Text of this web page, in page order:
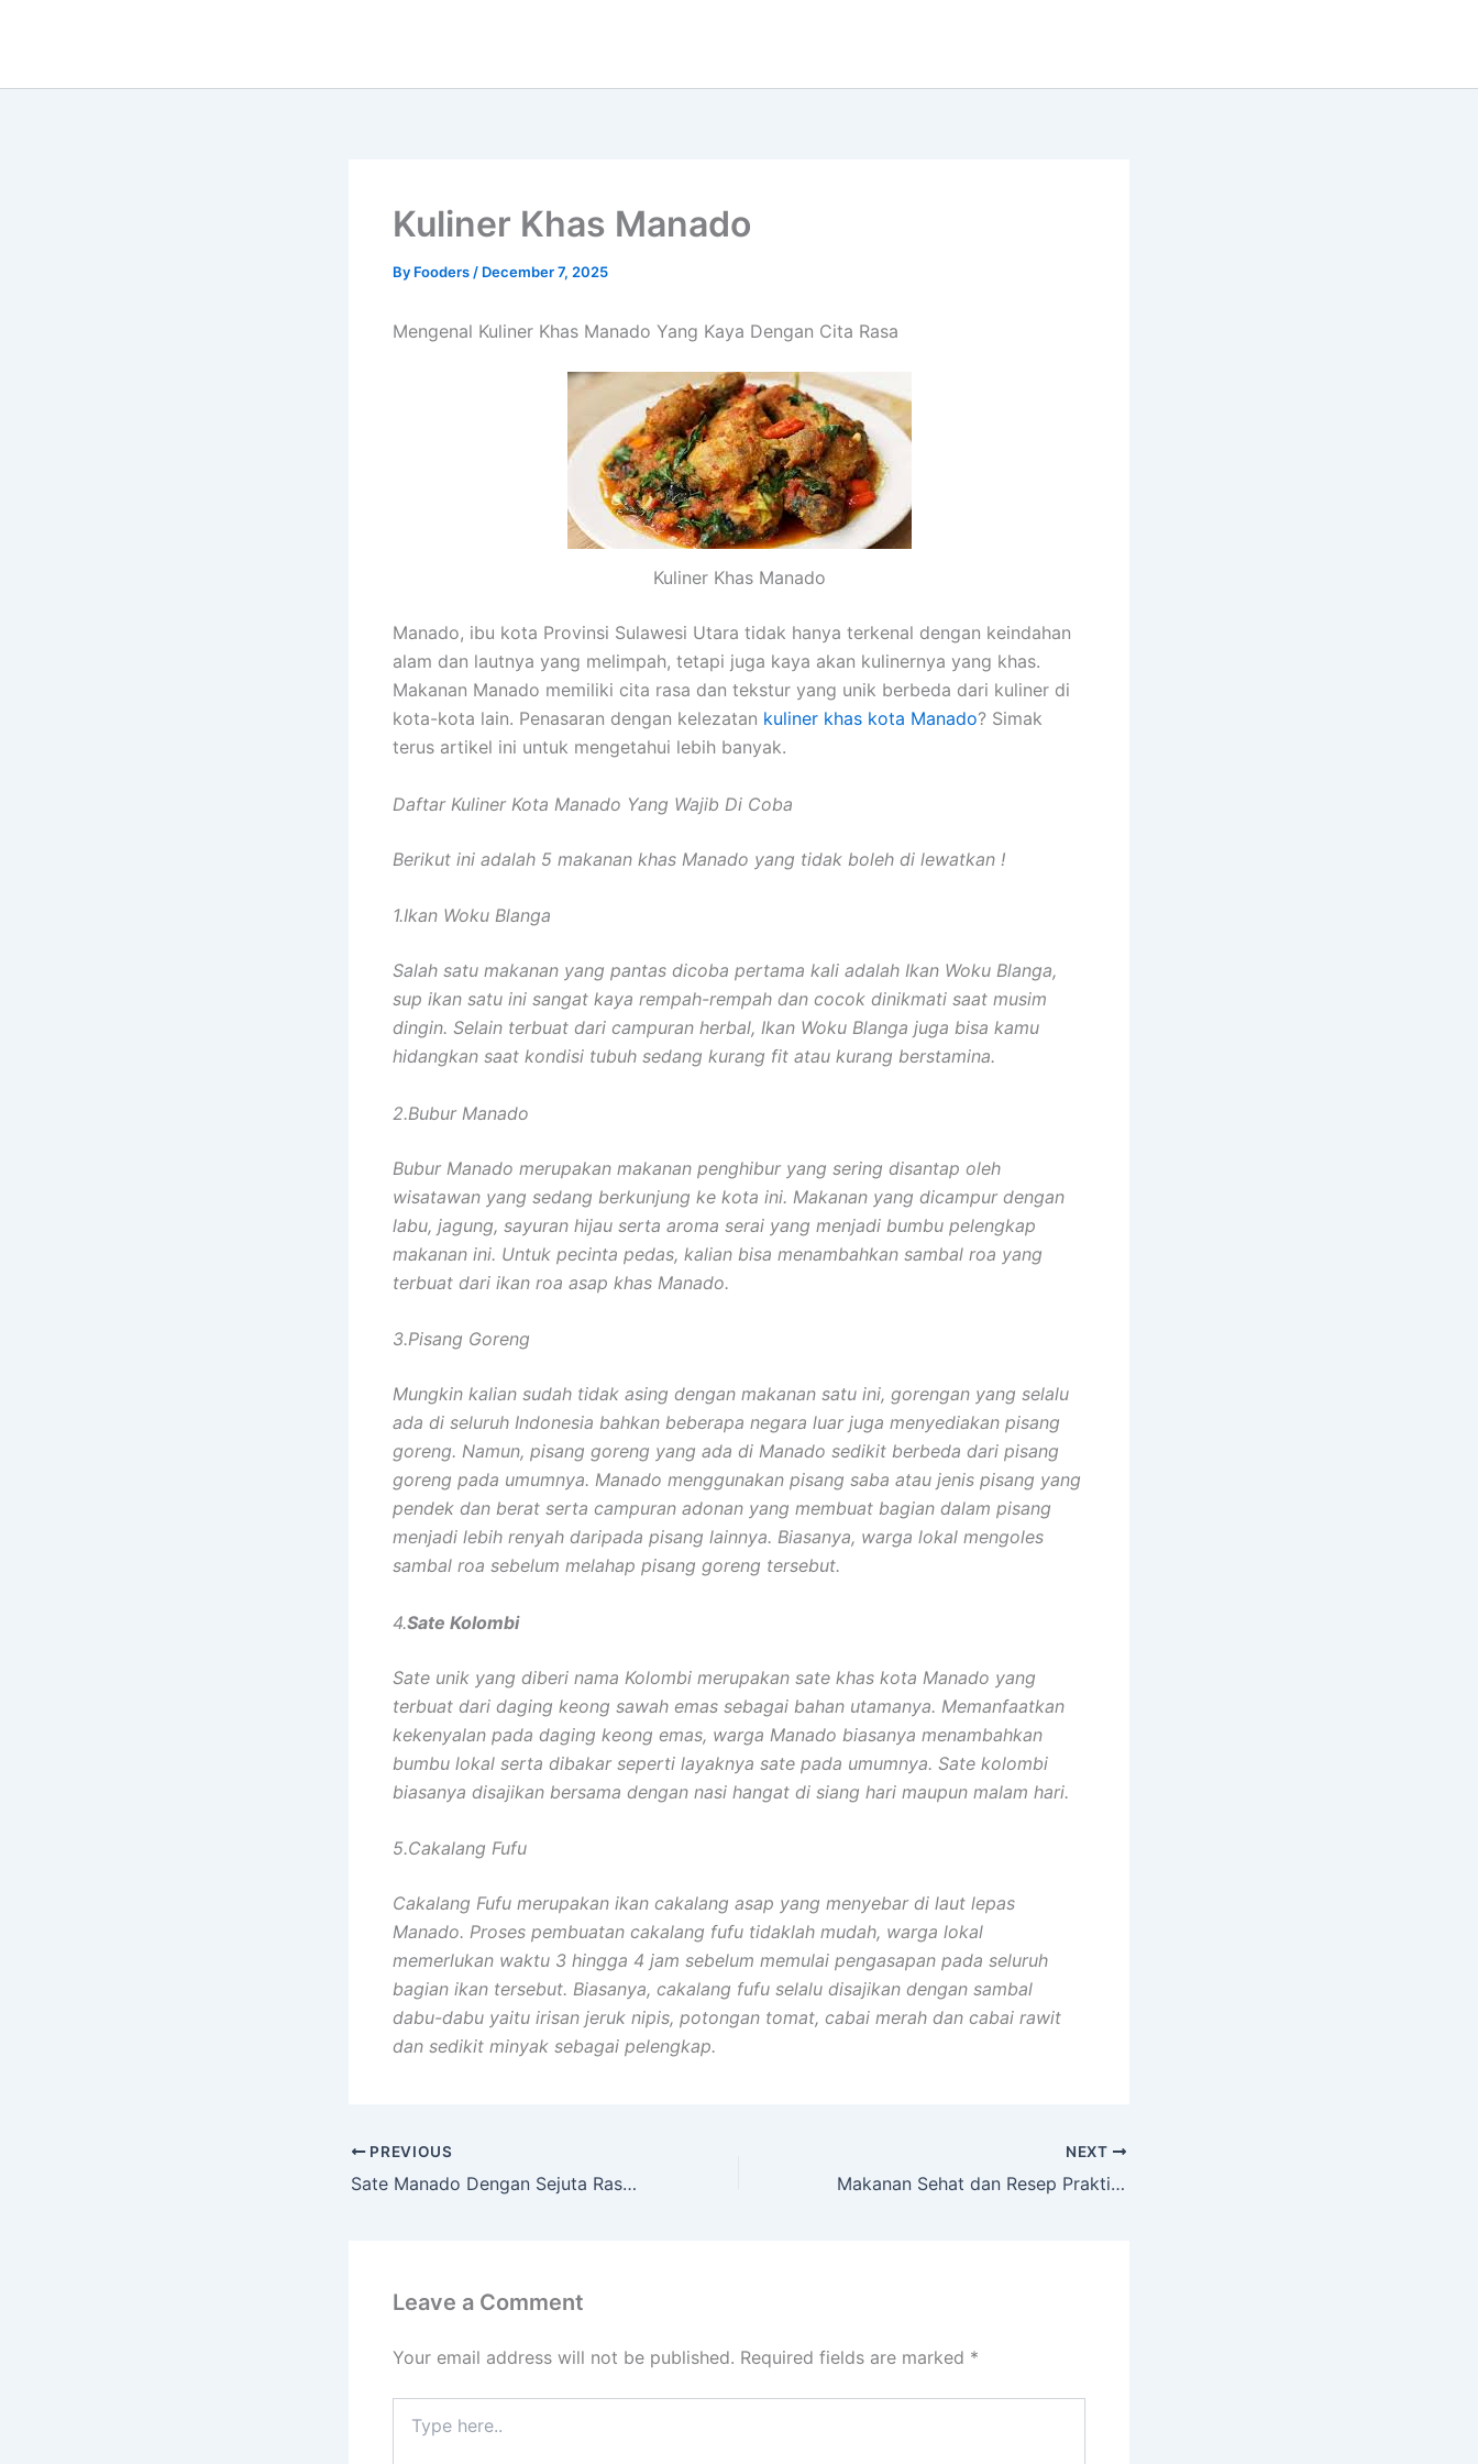
Kuliner Khas Manado
By Fooders / December 7, 2025
Mengenal Kuliner Khas Manado Yang Kaya Dengan Cita Rasa
Kuliner Khas Manado
Manado, ibu kota Provinsi Sulawesi Utara tidak hanya terkenal dengan keindahan
alam dan lautnya yang melimpah, tetapi juga kaya akan kulinernya yang khas.
Makanan Manado memiliki cita rasa dan tekstur yang unik berbeda dari kuliner di
kota-kota lain. Penasaran dengan kelezatan kuliner khas kota Manado? Simak
terus artikel ini untuk mengetahui lebih banyak.
Daftar Kuliner Kota Manado Yang Wajib Di Coba
Berikut ini adalah 5 makanan khas Manado yang tidak boleh di lewatkan !
1.Ikan Woku Blanga
Salah satu makanan yang pantas dicoba pertama kali adalah Ikan Woku Blanga,
sup ikan satu ini sangat kaya rempah-rempah dan cocok dinikmati saat musim
dingin. Selain terbuat dari campuran herbal, Ikan Woku Blanga juga bisa kamu
hidangkan saat kondisi tubuh sedang kurang fit atau kurang berstamina.
2.Bubur Manado
Bubur Manado merupakan makanan penghibur yang sering disantap oleh
wisatawan yang sedang berkunjung ke kota ini. Makanan yang dicampur dengan
labu, jagung, sayuran hijau serta aroma serai yang menjadi bumbu pelengkap
makanan ini. Untuk pecinta pedas, kalian bisa menambahkan sambal roa yang
terbuat dari ikan roa asap khas Manado.
3.Pisang Goreng
Mungkin kalian sudah tidak asing dengan makanan satu ini, gorengan yang selalu
ada di seluruh Indonesia bahkan beberapa negara luar juga menyediakan pisang
goreng. Namun, pisang goreng yang ada di Manado sedikit berbeda dari pisang
goreng pada umumnya. Manado menggunakan pisang saba atau jenis pisang yang
pendek dan berat serta campuran adonan yang membuat bagian dalam pisang
menjadi lebih renyah daripada pisang lainnya. Biasanya, warga lokal mengoles
sambal roa sebelum melahap pisang goreng tersebut.
4.Sate Kolombi
Sate unik yang diberi nama Kolombi merupakan sate khas kota Manado yang
terbuat dari daging keong sawah emas sebagai bahan utamanya. Memanfaatkan
kekenyalan pada daging keong emas, warga Manado biasanya menambahkan
bumbu lokal serta dibakar seperti layaknya sate pada umumnya. Sate kolombi
biasanya disajikan bersama dengan nasi hangat di siang hari maupun malam hari.
5.Cakalang Fufu
Cakalang Fufu merupakan ikan cakalang asap yang menyebar di laut lepas
Manado. Proses pembuatan cakalang fufu tidaklah mudah, warga lokal
memerlukan waktu 3 hingga 4 jam sebelum memulai pengasapan pada seluruh
bagian ikan tersebut. Biasanya, cakalang fufu selalu disajikan dengan sambal
dabu-dabu yaitu irisan jeruk nipis, potongan tomat, cabai merah dan cabai rawit
dan sedikit minyak sebagai pelengkap.
PREVIOUS
Sate Manado Dengan Sejuta Rasa Dan Beraneka Ragam
NEXT
Makanan Sehat dan Resep Praktis untuk Gaya Hidup Lebih Baik !
Leave a Comment
Your email address will not be published. Required fields are marked *
here..